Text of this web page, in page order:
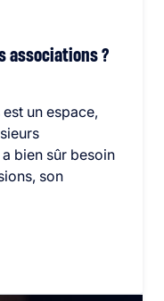
associations ?
un espace,
bien sûr besoin
son